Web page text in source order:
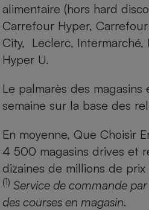
alimentaire (hors hard
Carrefour Hyper,
City, Leclerc, Intermarché,
Hyper U.
Le palmarès des
semaine sur la base des
En moyenne, Que Choisir
4 500 magasins drives et
dizaines de millions de
(1) Service de commande
des courses en magasin.